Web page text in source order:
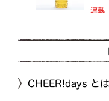
連載
CHEER!days とは